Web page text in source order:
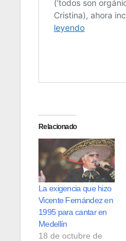
Relacionado
La exigencia que hizo
Vicente Fernández en
1995 para cantar en
Medellín
18 de octubre de